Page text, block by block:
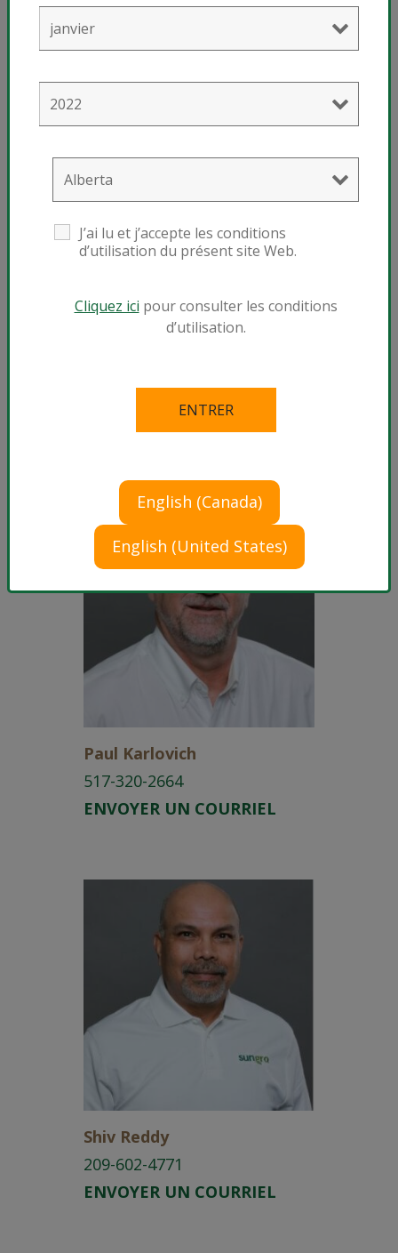
1-800-732-8667
Paul Karlovich
517-320-2664
ENVOYER UN COURRIEL
Shiv Reddy
209-602-4771
ENVOYER UN COURRIEL
J’ai lu et j’accepte les conditions
d’utilisation du présent site Web.
Cliquez ici pour consulter les conditions
d’utilisation.
English (Canada)
English (United States)